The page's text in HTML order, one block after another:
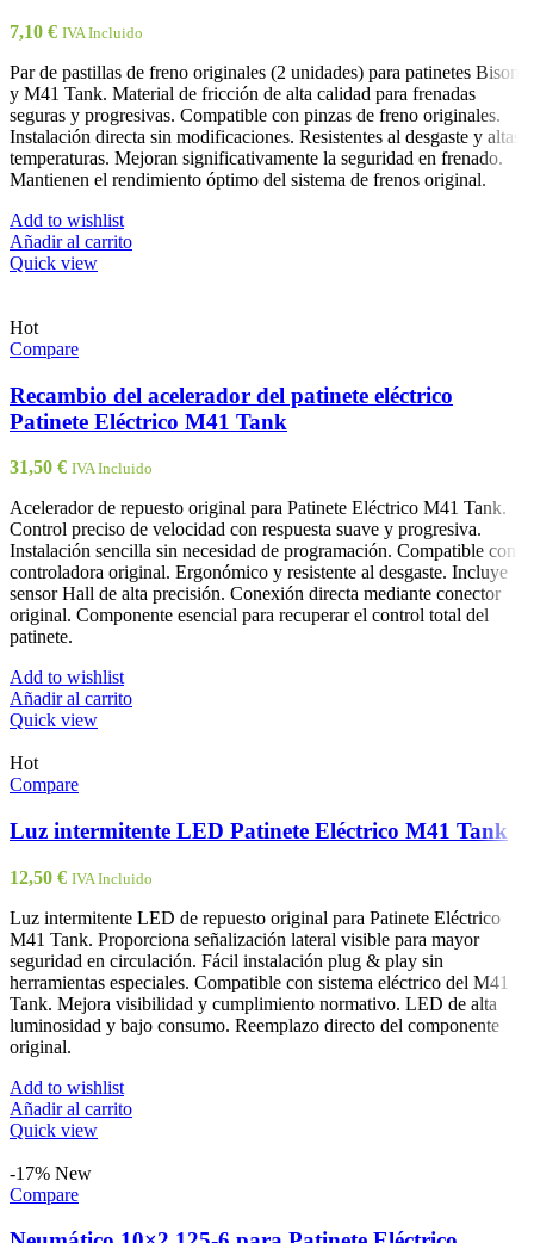
7,10 € IVA Incluido
Par de pastillas de freno originales (2 unidades) para patinetes Bison
y M41 Tank. Material de fricción de alta calidad para frenadas
seguras y progresivas. Compatible con pinzas de freno originales.
Instalación directa sin modificaciones. Resistentes al desgaste y altas
temperaturas. Mejoran significativamente la seguridad en frenado.
Mantienen el rendimiento óptimo del sistema de frenos original.
Add to wishlist
Añadir al carrito
Quick view
Hot
Compare
Recambio del acelerador del patinete eléctrico
Patinete Eléctrico M41 Tank
31,50 € IVA Incluido
Acelerador de repuesto original para Patinete Eléctrico M41 Tank.
Control preciso de velocidad con respuesta suave y progresiva.
Instalación sencilla sin necesidad de programación. Compatible con
controladora original. Ergonómico y resistente al desgaste. Incluye
sensor Hall de alta precisión. Conexión directa mediante conector
original. Componente esencial para recuperar el control total del
patinete.
Add to wishlist
Añadir al carrito
Quick view
Hot
Compare
Luz intermitente LED Patinete Eléctrico M41 Tank
12,50 € IVA Incluido
Luz intermitente LED de repuesto original para Patinete Eléctrico
M41 Tank. Proporciona señalización lateral visible para mayor
seguridad en circulación. Fácil instalación plug & play sin
herramientas especiales. Compatible con sistema eléctrico del M41
Tank. Mejora visibilidad y cumplimiento normativo. LED de alta
luminosidad y bajo consumo. Reemplazo directo del componente
original.
Add to wishlist
Añadir al carrito
Quick view
-17% New
Compare